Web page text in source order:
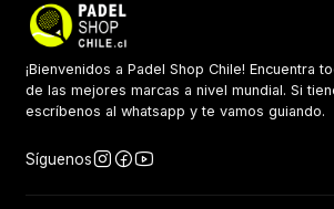
¡Bienvenidos a Padel Shop Chile! Encuentra
de las mejores marcas a nivel mundial. Si
escríbenos al whatsapp y te vamos guiando.
Síguenos